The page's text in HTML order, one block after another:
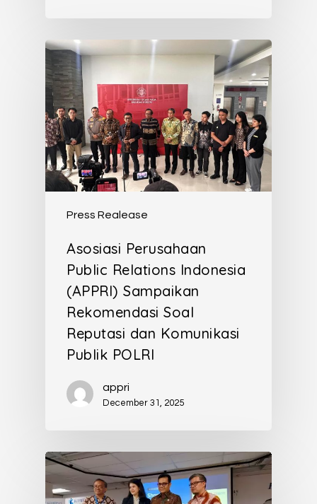
Press Realease
Asosiasi Perusahaan
Public Relations Indonesia
(APPRI) Sampaikan
Rekomendasi Soal
Reputasi dan Komunikasi
Publik POLRI
appri
December 31, 2025